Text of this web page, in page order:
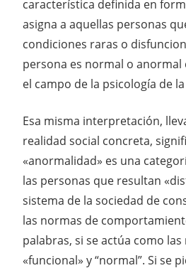
característica definida en
asigna a aquellas personas
condiciones raras o
persona es normal o anormal
el campo de la psicología de
Esa misma interpretación,
realidad social concreta,
«anormalidad» es una
las personas que resultan
sistema de la sociedad de
las normas de
palabras, si se actúa como las
«funcional» y “normal”. Si se